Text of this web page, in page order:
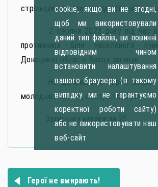
стрільцем-снайпером однієї з
2 серпня 2023 року під час
противника біля населеного
Донецької області боєць загинув.
Не дочекалися Героя живим
молодших братів, сестра і бабуся.
Захиснику назавжди 25 …
Навігація
Герої не вмирають!
cookie, якщо ви не згодні,
щоб ми використовували
даний тип файлів, ви повинні
відповідним чином
встановити налаштування
вашого браузера (в такому
випадку ми не гарантуємо
коректної роботи сайту)
або не використовувати наш
веб-сайт